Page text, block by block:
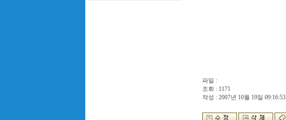
파일 :
조회 : 1171
작성 : 2007년 10월 19일 09:16:53